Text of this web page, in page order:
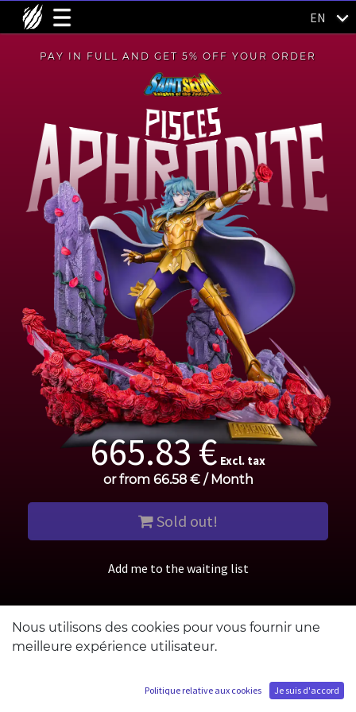
EN
PAY IN FULL AND GET 5% OFF YOUR ORDER
665.83€ Excl. tax
or from 66.58€ / Month
Sold out!
Add me to the waiting list
MATERIALS
1/6
500
PIECES
Nous utilisons des cookies pour vous fournir une
meilleure expérience utilisateur.
Politique relative aux cookies Je suis d'accord